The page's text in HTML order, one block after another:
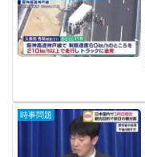
時事問題